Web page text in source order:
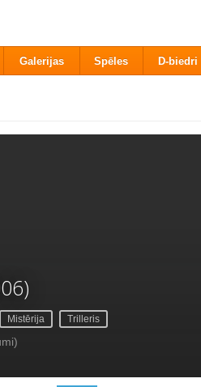
Galerijas Spēles D-biedri
Mistērija Trilleris